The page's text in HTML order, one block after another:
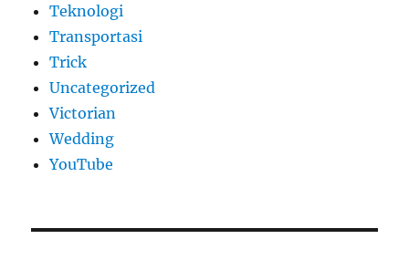
Teknologi
Transportasi
Trick
Uncategorized
Victorian
Wedding
YouTube